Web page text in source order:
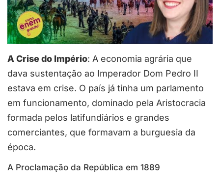
A Crise do Império: A economia agrária que
dava sustentação ao Imperador Dom Pedro II
estava em crise. O país já tinha um parlamento
em funcionamento, dominado pela Aristocracia
formada pelos latifundiários e grandes
comerciantes, que formavam a burguesia da
época.
A Proclamação da República em 1889